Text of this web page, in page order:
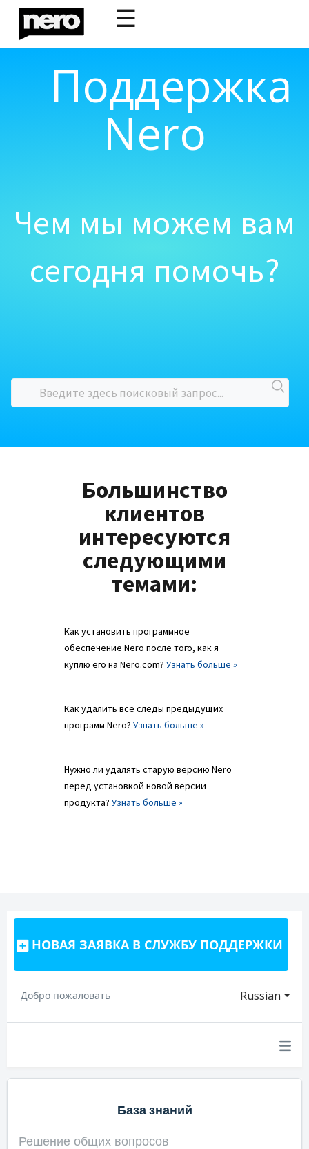
☰
Поддержка
Nero
Чем мы можем вам
сегодня помочь?
Большинство
клиентов
интересуются
следующими
темами:
Как установить программное
обеспечение Nero после того, как я
куплю его на Nero.com? Узнать больше »
Как удалить все следы предыдущих
программ Nero? Узнать больше »
Нужно ли удалять старую версию Nero
перед установкой новой версии
продукта? Узнать больше »
НОВАЯ ЗАЯВКА В СЛУЖБУ ПОДДЕРЖКИ
Russian
Добро пожаловать
База знаний
Решение общих вопросов